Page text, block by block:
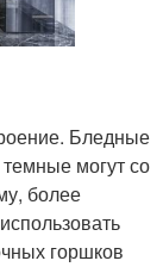
Бледные
могут со
более
горшков